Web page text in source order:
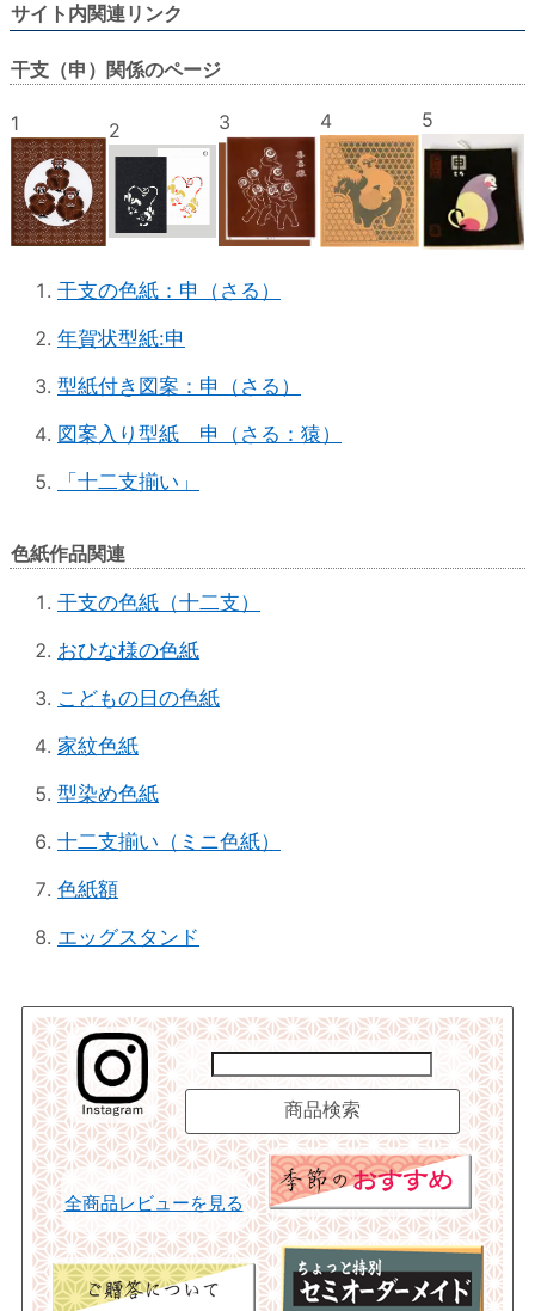
サイト内関連リンク
干支（申）関係のページ
1 2 3 4 5
干支の色紙：申（さる）
年賀状型紙:申
型紙付き図案：申（さる）
図案入り型紙 申（さる：猿）
「十二支揃い」
色紙作品関連
干支の色紙（十二支）
おひな様の色紙
こどもの日の色紙
家紋色紙
型染め色紙
十二支揃い（ミニ色紙）
色紙額
エッグスタンド
全商品レビューを見る